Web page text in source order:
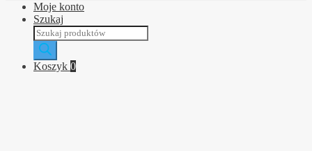
Moje konto
Szukaj
Wyszukiwarka
produktów
Koszyk 0